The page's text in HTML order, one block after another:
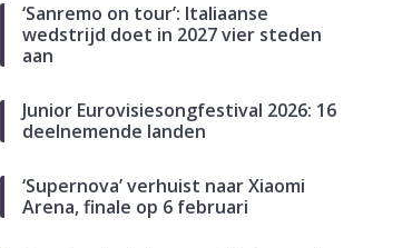
‘Sanremo on tour’: Italiaanse
wedstrijd doet in 2027 vier steden
aan
Junior Eurovisiesongfestival 2026: 16
deelnemende landen
‘Supernova’ verhuist naar Xiaomi
Arena, finale op 6 februari